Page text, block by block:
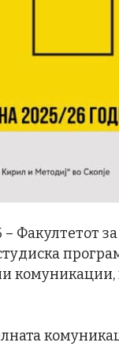
– Факултетот
комуникации,